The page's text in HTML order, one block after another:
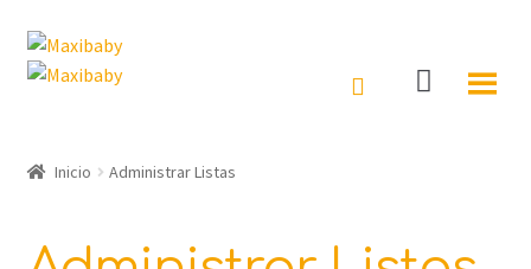
Ir
a
Ir
al
TIENDA
Inicio Administrar Listas